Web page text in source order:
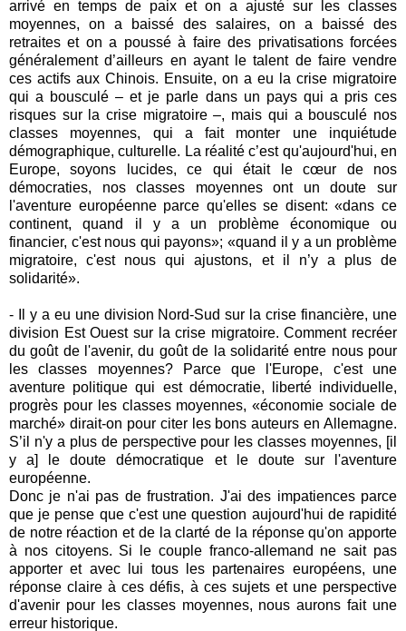
arrivé en temps de paix et on a ajusté sur les classes
moyennes, on a baissé des salaires, on a baissé des
retraites et on a poussé à faire des privatisations forcées
généralement d’ailleurs en ayant le talent de faire vendre
ces actifs aux Chinois. Ensuite, on a eu la crise migratoire
qui a bousculé – et je parle dans un pays qui a pris ces
risques sur la crise migratoire –, mais qui a bousculé nos
classes moyennes, qui a fait monter une inquiétude
démographique, culturelle. La réalité c’est qu'aujourd'hui, en
Europe, soyons lucides, ce qui était le cœur de nos
démocraties, nos classes moyennes ont un doute sur
l'aventure européenne parce qu'elles se disent: «dans ce
continent, quand il y a un problème économique ou
financier, c'est nous qui payons»; «quand il y a un problème
migratoire, c'est nous qui ajustons, et il n’y a plus de
solidarité».
- Il y a eu une division Nord-Sud sur la crise financière, une
division Est Ouest sur la crise migratoire. Comment recréer
du goût de l'avenir, du goût de la solidarité entre nous pour
les classes moyennes? Parce que l'Europe, c'est une
aventure politique qui est démocratie, liberté individuelle,
progrès pour les classes moyennes, «économie sociale de
marché» dirait-on pour citer les bons auteurs en Allemagne.
S’il n'y a plus de perspective pour les classes moyennes, [il
y a] le doute démocratique et le doute sur l'aventure
européenne.
Donc je n'ai pas de frustration. J'ai des impatiences parce
que je pense que c'est une question aujourd'hui de rapidité
de notre réaction et de la clarté de la réponse qu'on apporte
à nos citoyens. Si le couple franco-allemand ne sait pas
apporter et avec lui tous les partenaires européens, une
réponse claire à ces défis, à ces sujets et une perspective
d'avenir pour les classes moyennes, nous aurons fait une
erreur historique.